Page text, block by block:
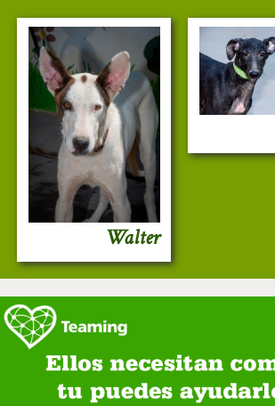
Walter